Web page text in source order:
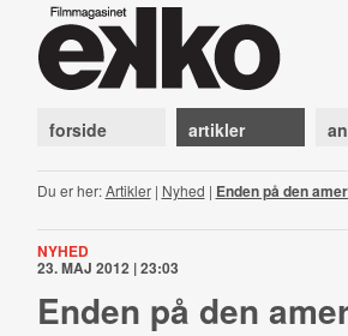
forside artikler
Du er her:Artikler| Nyhed | Enden på den
NYHED
23. MAJ 2012 | 23:03
Enden på den